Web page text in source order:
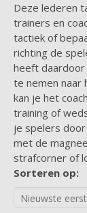
Deze lederen
trainers en
tactiek of
richting de
heeft
te nemen naar
kan je het
training of
je spelers
met de
strafcorner of
Sorteren op: